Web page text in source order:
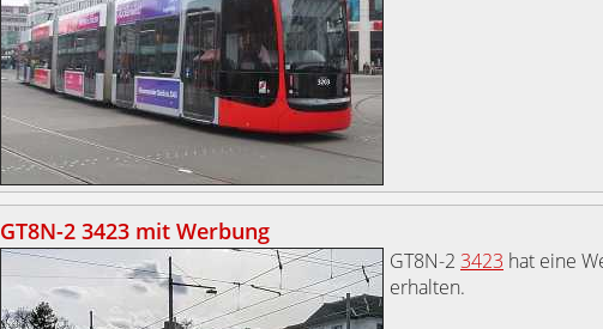
GT8N-2 3423 mit Werbung
GT8N-2 3423 hat eine
erhalten.